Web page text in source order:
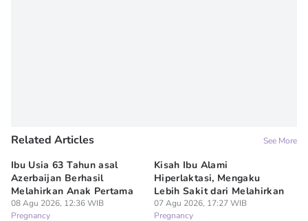
Related Articles See More
Ibu Usia 63 Tahun asal
Azerbaijan Berhasil
Melahirkan Anak Pertama
08 Agu 2026, 12:36 WIB
Pregnancy
Kisah Ibu Alami
Hiperlaktasi, Mengaku
Lebih Sakit dari Melahirkan
07 Agu 2026, 17:27 WIB
Pregnancy